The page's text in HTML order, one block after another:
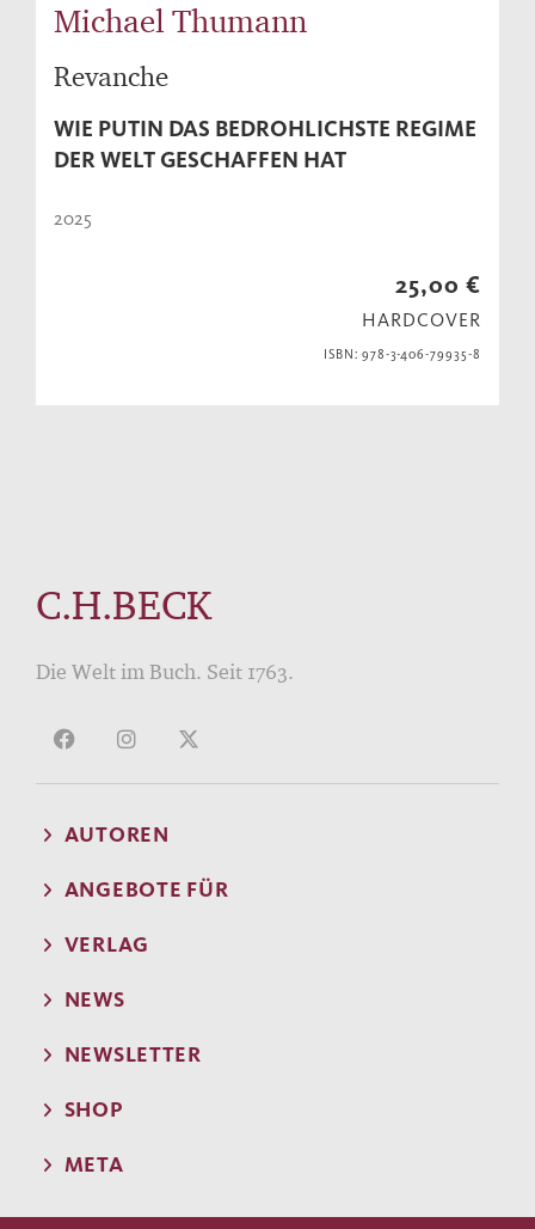
Michael Thumann
Revanche
WIE PUTIN DAS BEDROHLICHSTE REGIME
DER WELT GESCHAFFEN HAT
2025
25,00 €
HARDCOVER
ISBN: 978-3-406-79935-8
C.H.BECK
Die Welt im Buch. Seit 1763.
AUTOREN
ANGEBOTE FÜR
VERLAG
NEWS
NEWSLETTER
SHOP
META